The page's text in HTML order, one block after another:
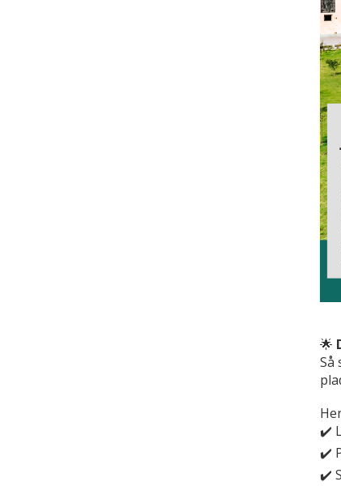
🌟
Så
✔️
✔️
✔️